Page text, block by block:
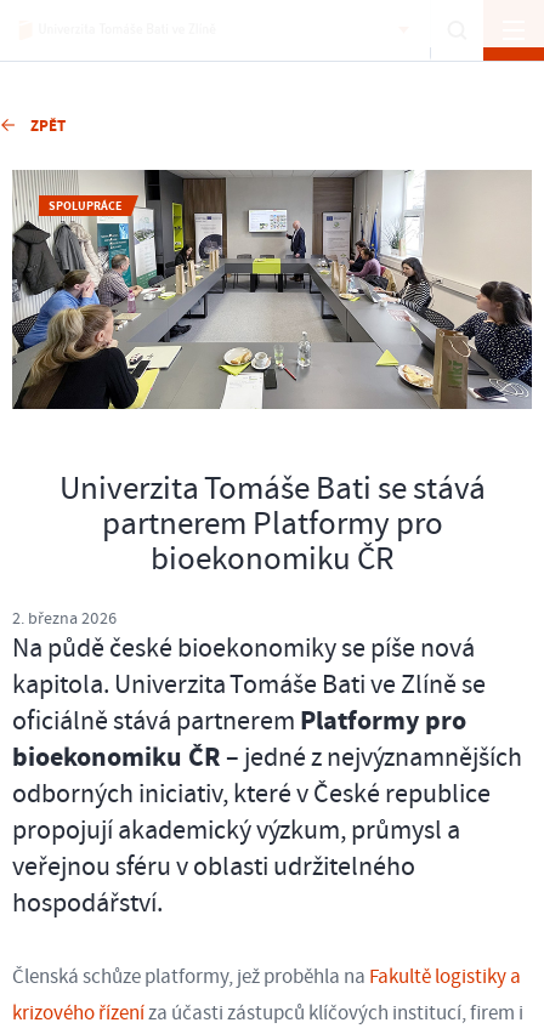
ZPĚT
SPOLUPRÁCE
Univerzita Tomáše Bati se stává
partnerem Platformy pro
bioekonomiku ČR
2. března 2026
Na půdě české bioekonomiky se píše nová
kapitola. Univerzita Tomáše Bati ve Zlíně se
oficiálně stává partnerem Platformy pro
bioekonomiku ČR – jedné z nejvýznamnějších
odborných iniciativ, které v České republice
propojují akademický výzkum, průmysl a
veřejnou sféru v oblasti udržitelného
hospodářství.
Členská schůze platformy, jež proběhla na Fakultě logistiky a
krizového řízeníza účasti zástupců klíčových institucí, firem i